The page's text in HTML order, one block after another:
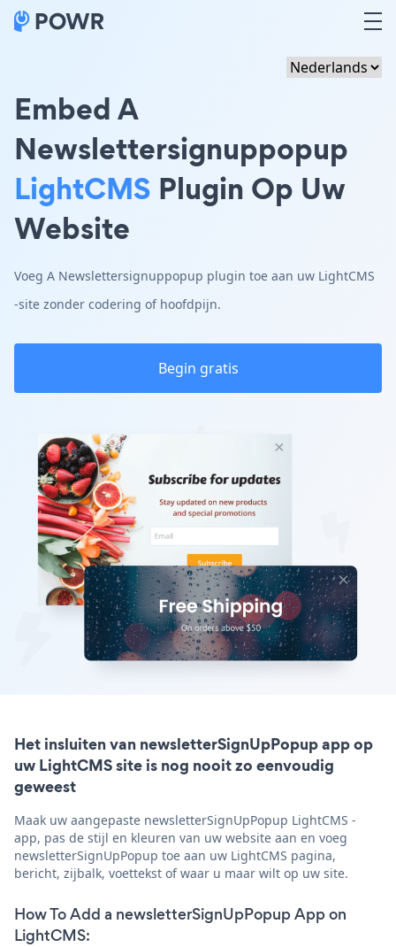
Embed A
Newslettersignuppopup
LightCMS Plugin Op Uw
Website
Voeg A Newslettersignuppopup plugin toe aan uw LightCMS
-site zonder codering of hoofdpijn.
Begin gratis
Het insluiten van newsletterSignUpPopup app op
uw LightCMS site is nog nooit zo eenvoudig
geweest
Maak uw aangepaste newsletterSignUpPopup LightCMS -
app, pas de stijl en kleuren van uw website aan en voeg
newsletterSignUpPopup toe aan uw LightCMS pagina,
bericht, zijbalk, voettekst of waar u maar wilt op uw site.
How To Add a newsletterSignUpPopup App on
LightCMS: